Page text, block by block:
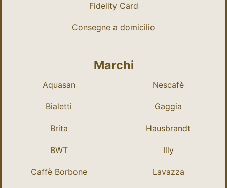
Fidelity Card
Consegne a domicilio
Marchi
Aquasan
Bialetti
Brita
BWT
Caffè Borbone
Nescafè
Gaggia
Hausbrandt
Illy
Lavazza